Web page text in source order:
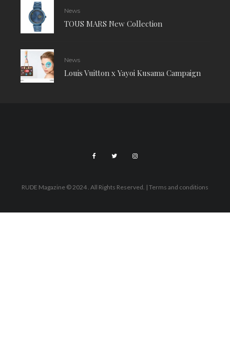
News
TOUS MARS New Collection
News
Louis Vuitton x Yayoi Kusama Campaign
RUDE Magazine © 2024 . All Rights Reserved. | Terms and conditions